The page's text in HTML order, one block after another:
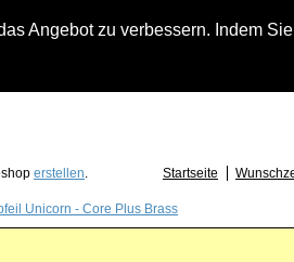
Angebot zu verbessern. Indem
erstellen. Startseite
Unicorn - Core Plus Brass